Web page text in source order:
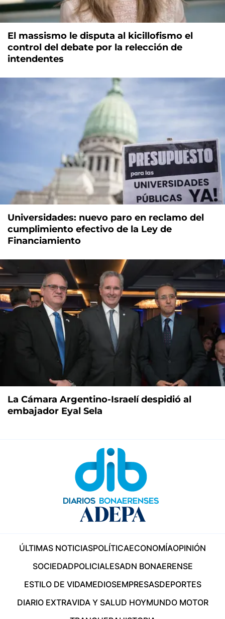
El massismo le disputa al kicillofismo el
control del debate por la relección de
intendentes
Universidades: nuevo paro en reclamo del
cumplimiento efectivo de la Ley de
Financiamiento
La Cámara Argentino-Israelí despidió al
embajador Eyal Sela
ÚLTIMAS NOTICIASPOLÍTICAECONOMÍAOPINIÓN
SOCIEDADPOLICIALESADN BONAERENSE
ESTILO DE VIDAMEDIOSEMPRESASDEPORTES
DIARIO EXTRAVIDA Y SALUD HOYMUNDO MOTOR